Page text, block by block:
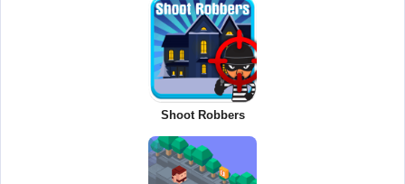
Shoot Robbers